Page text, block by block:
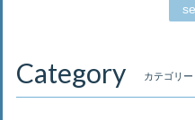
Category カテゴリー